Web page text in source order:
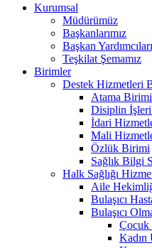
Kurumsal
Müdürümüz
Başkanlarımız
Başkan
Teşkilat Şemamız
Birimler
Destek Hizmetleri
Atama Birimi
Disiplin
İdari
Mali
Özlük Birimi
Sağlık Bilgi
Halk Sağlığı
Aile
Bulaşıcı
Bulaşıcı
Çocuk
Kadın